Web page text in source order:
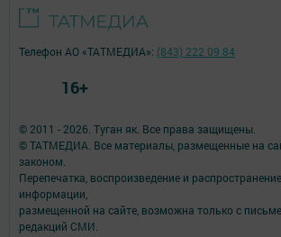
© 2011 - 2026. Туган як. Все права защищены.
© ТАТМЕДИА. Все материалы, размещенные на
законом.
Перепечатка, воспроизведение и
информации,
размещенной на сайте, возможна только с
редакций СМИ.
Телефон АО «ТАТМЕДИА»: (843) 222 09 84
16+